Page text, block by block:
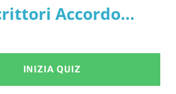
aggregato
bis D.L.
Accordo
COMUNE DI
(BR)
INIZIA QUIZ